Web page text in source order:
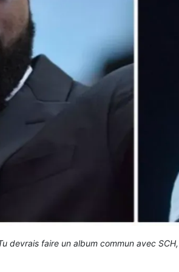
devrais faire un album commun avec